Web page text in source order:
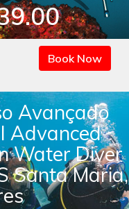
Book Now
Avançado
Advanced
Water Diver
Santa Maria,